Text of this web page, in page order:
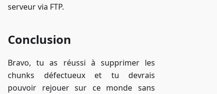
serveur via FTP.
Conclusion
Bravo, tu as réussi à supprimer les
chunks défectueux et tu devrais
pouvoir rejouer sur ce monde sans